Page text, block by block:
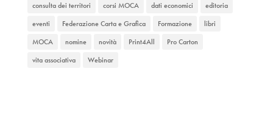
consulta dei territori
corsi MOCA dati economici
editoria
eventi
Federazione Carta e Grafica Formazione
libri
MOCA
nomine novità Print4All
Pro Carton
vita associativa
Webinar